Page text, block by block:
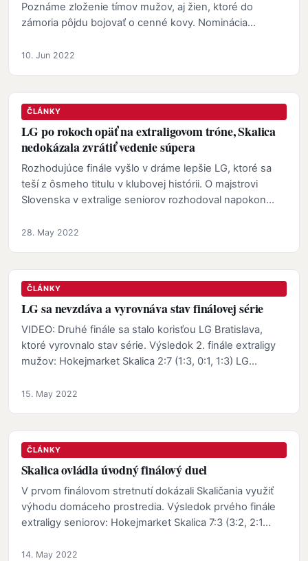
Poznáme zloženie tímov mužov, aj žien, ktoré do
zámoria pôjdu bojovať o cenné kovy. Nominácia
10. Jun 2022
ČLÁNKY
LG po rokoch opäť na extraligovom tróne, Skalica
nedokázala zvrátiť vedenie súpera
Rozhodujúce finále vyšlo v dráme lepšie LG, ktoré sa
teší z ôsmeho titulu v klubovej histórii. O majstrovi
Slovenska v extralige seniorov rozhodoval napokon
28. May 2022
ČLÁNKY
LG sa nevzdáva a vyrovnáva stav finálovej série
VIDEO: Druhé finále sa stalo korisťou LG Bratislava,
ktoré vyrovnalo stav série. Výsledok 2. finále extraligy
mužov: Hokejmarket Skalica 2:7 (1:3, 0:1, 1:3) LG…
15. May 2022
ČLÁNKY
Skalica ovládla úvodný finálový duel
V prvom finálovom stretnutí dokázali Skaličania využiť
výhodu domáceho prostredia. Výsledok prvého finále
extraligy seniorov: Hokejmarket Skalica 7:3 (3:2, 2:1…
14. May 2022